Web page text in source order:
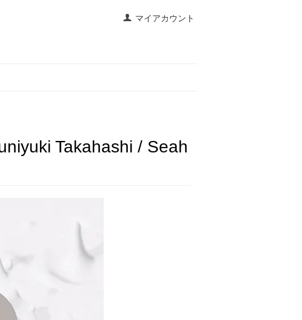
マイアカウント
Takahashi / Seah